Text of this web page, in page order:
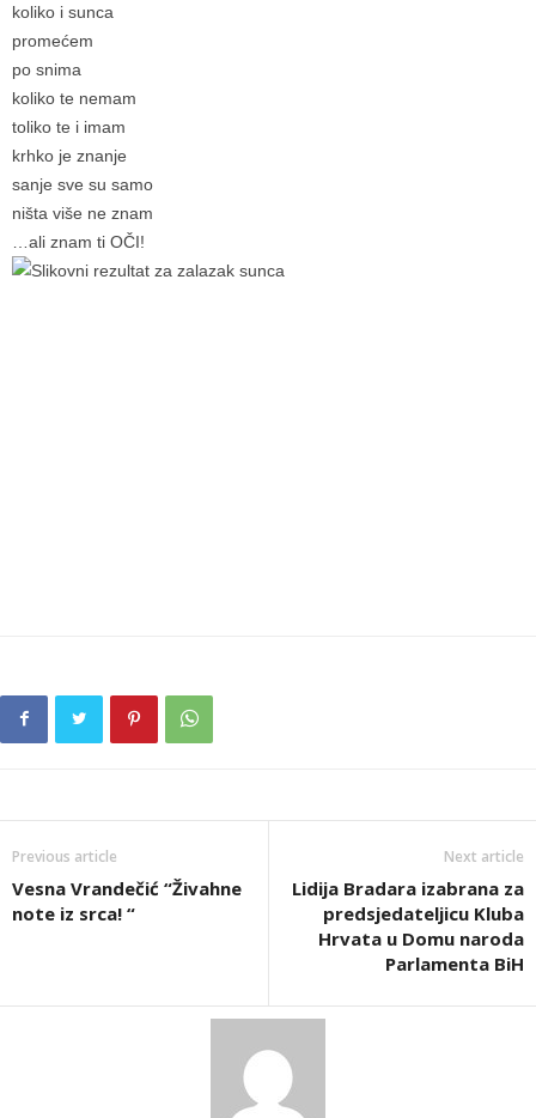
koliko i sunca
promećem
po snima
koliko te nemam
toliko te i imam
krhko je znanje
sanje sve su samo
ništa više ne znam
…ali znam ti OČI!
Previous article
Vesna Vrandečić “Živahne
note iz srca! “
Next article
Lidija Bradara izabrana za
predsjedateljicu Kluba
Hrvata u Domu naroda
Parlamenta BiH